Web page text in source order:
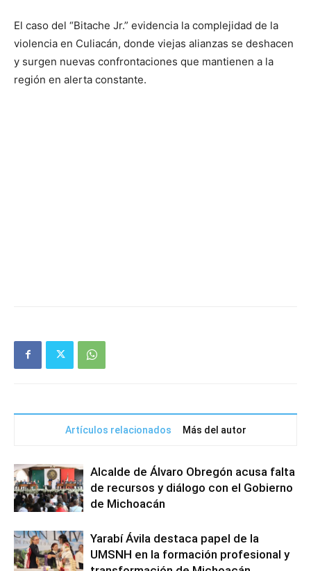
El caso del “Bitache Jr.” evidencia la complejidad de la
violencia en Culiacán, donde viejas alianzas se deshacen
y surgen nuevas confrontaciones que mantienen a la
región en alerta constante.
Artículos relacionados Más del autor
Alcalde de Álvaro Obregón acusa falta
de recursos y diálogo con el Gobierno
de Michoacán
Yarabí Ávila destaca papel de la
UMSNH en la formación profesional y